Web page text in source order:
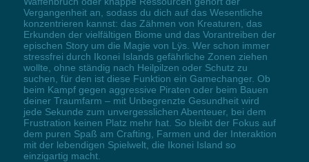
Vergangenheit an, sodass du dich auf das Wesentliche
konzentrieren kannst: das Zähmen von Kreaturen, das
Erkunden der vielfältigen Biome und das Vorantreiben der
epischen Story um die Magie von Lÿs. Wer schon immer
stressfrei durch Ikonei Islands gefährliche Zonen ziehen
wollte, ohne ständig nach Heilpilzen oder Schutz zu
suchen, für den ist diese Funktion ein Gamechanger. Ob
beim Kampf gegen aggressive Piraten oder beim Bauen
deiner Traumfarm – mit Unbegrenzte Gesundheit wird
jede Sekunde zum unvergesslichen Abenteuer, bei dem
Frustration keinen Platz mehr hat. So bleibt der Fokus auf
dem puren Spaß am Crafting, Farmen und der Interaktion
mit der lebendigen Spielwelt, die Ikonei Island so
einzigartig macht.